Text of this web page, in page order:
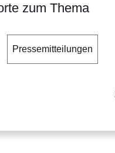
zum Thema
Pressemitteilungen